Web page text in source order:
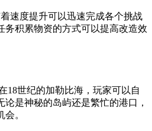
速度提升可以迅速完成各个挑战
务积累物资的方式可以提高改造效
18世纪的加勒比海，玩家可以自
是神秘的岛屿还是繁忙的港口，
。